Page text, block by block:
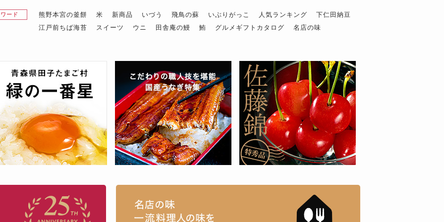
ード 熊野本宮の釜餅 米 新商品 いづう 飛鳥の蘇 いぶりがっこ 人気ランキング
下仁田納豆
江戸前ちば海苔
スイーツ ウニ 田舎庵の鰻 鮪 グルメギフトカタログ 名店の味